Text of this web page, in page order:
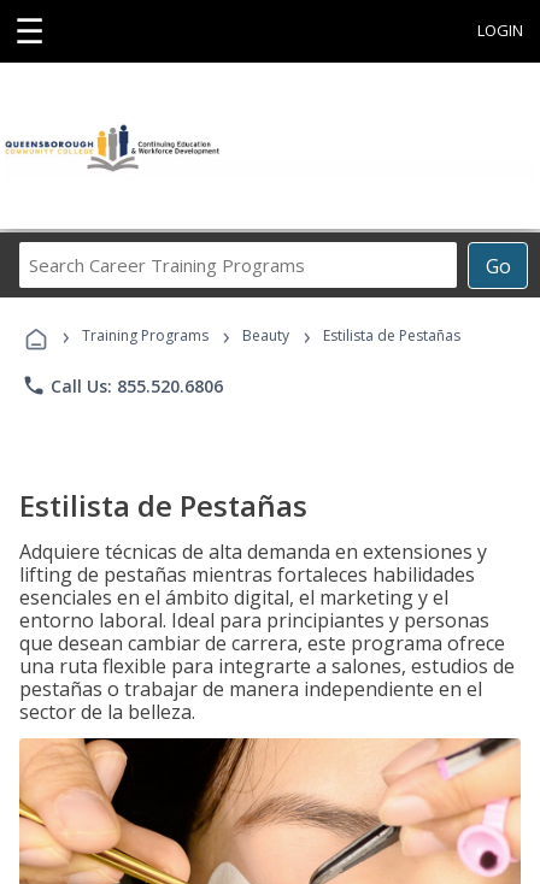
☰ LOGIN
Go
Career
Programs
› Training Programs › Beauty › Estilista de Pestañas
phone Call Us: 855.520.6806
Estilista de Pestañas
Adquiere técnicas de alta demanda en extensiones y
lifting de pestañas mientras fortaleces habilidades
esenciales en el ámbito digital, el marketing y el
entorno laboral. Ideal para principiantes y personas
que desean cambiar de carrera, este programa ofrece
una ruta flexible para integrarte a salones, estudios de
pestañas o trabajar de manera independiente en el
sector de la belleza.